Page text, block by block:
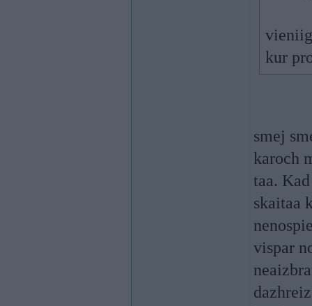
kur
smej
karoch
taa.
skaitaa
vispar